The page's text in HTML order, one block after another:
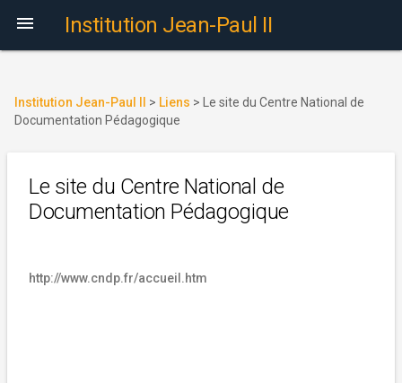
 Institution Jean-Paul II
Institution Jean-Paul II > Liens >
Le site du Centre National de
Documentation Pédagogique
Le site du Centre National de
Documentation Pédagogique
http://www.cndp.fr/accueil.htm